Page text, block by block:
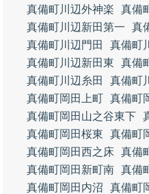
真備町川辺外神楽
真備
真備町川辺新田第一
真
真備町川辺門田
真備町
真備町川辺新田東
真備
真備町川辺糸田
真備町
真備町岡田上町 真備町
真備町岡田山之谷東下
真備町岡田桜東
真備町
真備町岡田西之床 真備
真備町岡田新町南 真備
真備町岡田内沼
真備町